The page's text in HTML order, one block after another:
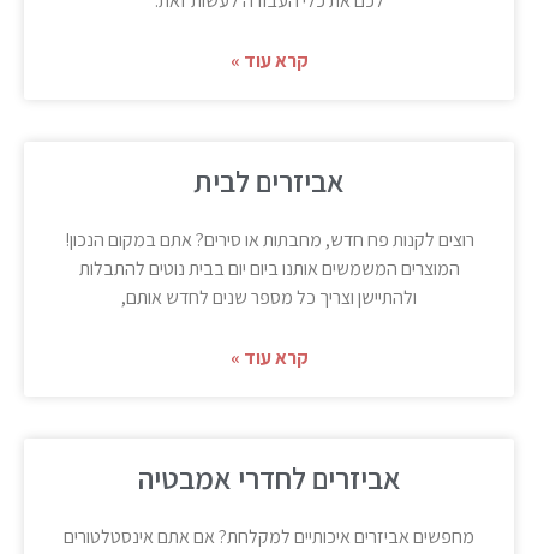
קרא עוד »
אביזרים לבית
רוצים לקנות פח חדש, מחבתות או סירים? אתם במקום הנכון!
המוצרים המשמשים אותנו ביום יום בבית נוטים להתבלות
ולהתיישן וצריך כל מספר שנים לחדש אותם,
קרא עוד »
אביזרים לחדרי אמבטיה
מחפשים אביזרים איכותיים למקלחת? אם אתם אינסטלטורים